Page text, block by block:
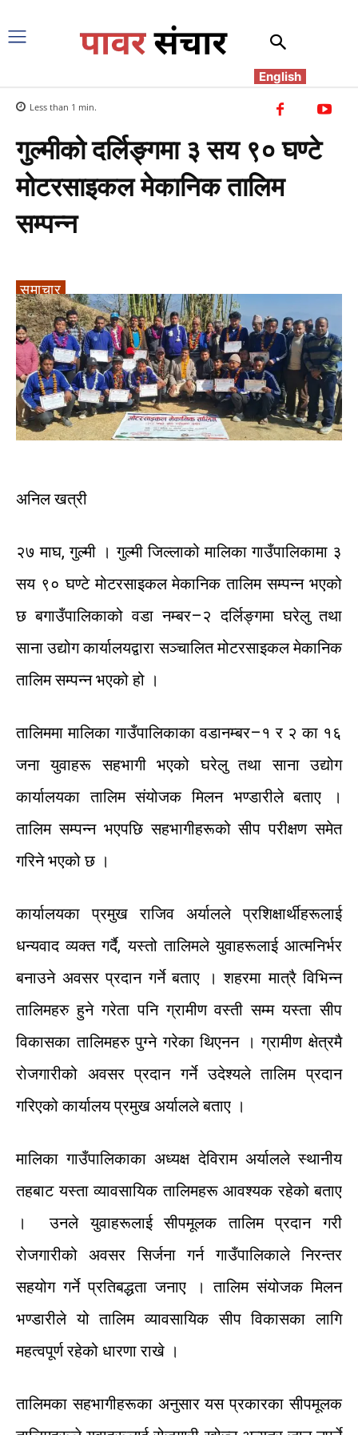
English
Less than 1 min.
गुल्मीको दर्लिङ्गमा ३ सय ९० घण्टे
मोटरसाइकल मेकानिक तालिम
सम्पन्न
समाचार
अनिल खत्री
२७ माघ,गुल्मी । गुल्मी जिल्लाको मालिका गाउँपालिकामा ३
सय ९० घण्टे मोटरसाइकल मेकानिक तालिम सम्पन्न भएको
छ बगाउँपालिकाको वडा नम्बर–२ दर्लिङ्गमा घरेलु तथा
साना उद्योग कार्यालयद्वारा सञ्चालित मोटरसाइकल मेकानिक
तालिम सम्पन्नभएको हो ।
तालिममा मालिका गाउँपालिकाका वडानम्बर–१ र २ का १६
जना युवाहरू सहभागी भएको घरेलु तथा साना उद्योग
कार्यालयकातालिम संयोजक मिलन भण्डारीले बताए
।
तालिम सम्पन्न भएपछि सहभागीहरूको सीप परीक्षण समेत
गरिने भएको छ ।
कार्यालयका प्रमुख राजिव अर्यालले
प्रशिक्षार्थीहरूलाई
धन्यवाद व्यक्त गर्दै,यस्तो तालिमले युवाहरूलाई आत्मनिर्भर
बनाउने अवसरप्रदान गर्ने बताए । शहरमा मात्रै विभिन्न
तालिमहरु हुने गरेता पनि ग्रामीण वस्ती सम्म यस्ता सीप
विकासका तालिमहरु पुग्ने गरेका थिएनन ।ग्रामीण क्षेत्रमै
रोजगारीको अवसर प्रदान गर्ने उदेश्यले तालिम प्रदान
गरिएको कार्यालय प्रमुख अर्यालले बताए ।
मालिकागाउँपालिकाका अध्यक्ष देविराम अर्यालले स्थानीय
तहबाट यस्ता व्यावसायिक तालिमहरू आवश्यक रहेको बताए
।
उनले युवाहरूलाई सीपमूलक तालिम प्रदान
गरी
रोजगारीको
अवसर सिर्जना गर्न गाउँपालिकाले
निरन्तर
सहयोग गर्ने प्रतिबद्धताजनाए । तालिम संयोजक मिलन
भण्डारीले यो तालिम व्यावसायिक सीप विकासका लागि
महत्वपूर्ण रहेको धारणा राखे ।
तालिमका सहभागीहरूका अनुसार यस प्रकारका सीपमूलक